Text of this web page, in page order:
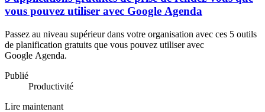
vous pouvez utiliser avec Google Agenda
Passez au niveau supérieur dans votre organisation avec ces 5 outils
de planification gratuits que vous pouvez utiliser avec
Google Agenda.
Publié
Productivité
Lire maintenant